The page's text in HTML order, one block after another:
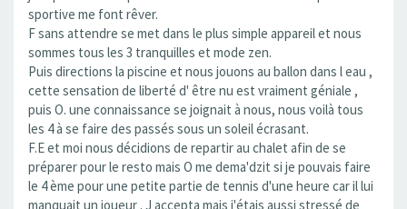
sportive me font rêver.
F sans attendre se met dans le plus simple appareil et nous
sommes tous les 3 tranquilles et mode zen.
Puis directions la piscine et nous jouons au ballon dans l eau ,
cette sensation de liberté d' être nu est vraiment géniale ,
puis O. une connaissance se joignait à nous, nous voilà tous
les 4 à se faire des passés sous un soleil écrasant.
F.E et moi nous décidions de repartir au chalet afin de se
préparer pour le resto mais O me dema'dzit si je pouvais faire
le 4 ème pour une petite partie de tennis d'une heure car il lui
manquait un joueur . J accepta mais j'étais aussi stressé de